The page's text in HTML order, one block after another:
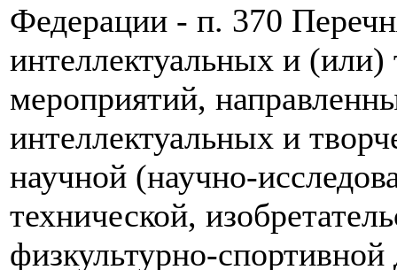
Федерации - п. 370
интеллектуальных и (или)
мероприятий,
интеллектуальных и
научной (научно-
технической,
физкультурно-